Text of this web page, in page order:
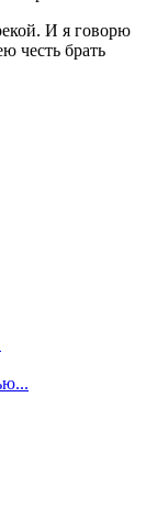
И я говорю
честь брать